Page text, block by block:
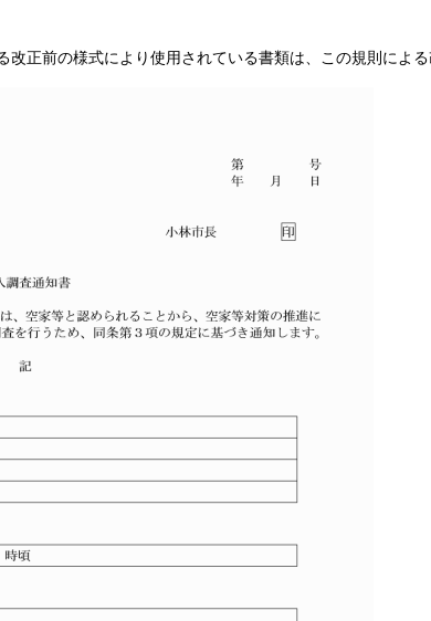
正前の様式により使用されている書類は、この規則によ